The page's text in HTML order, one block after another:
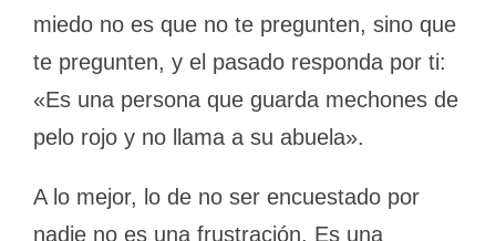
miedo no es que no te pregunten, sino que
te pregunten, y el pasado responda por ti:
«Es una persona que guarda mechones de
pelo rojo y no llama a su abuela».
A lo mejor, lo de no ser encuestado por
nadie no es una frustración. Es una